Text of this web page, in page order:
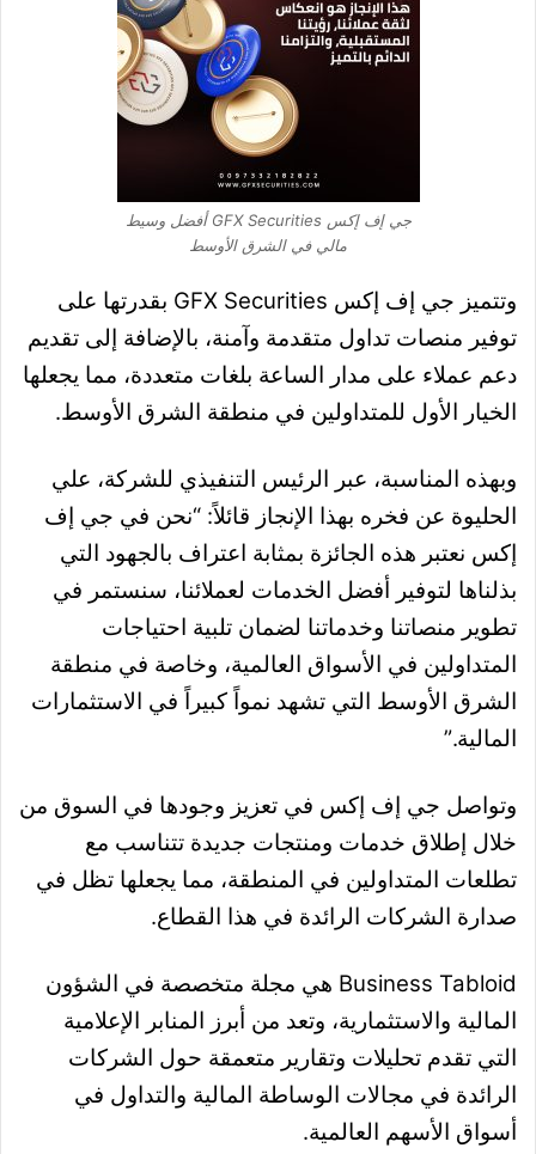
جي إف إكس GFX Securities أفضل وسيط
مالي في الشرق الأوسط
وتتميز جي إف إكس GFX Securities بقدرتها على
توفير منصات تداول متقدمة وآمنة، بالإضافة إلى تقديم
دعم عملاء على مدار الساعة بلغات متعددة، مما يجعلها
الخيار الأول للمتداولين في منطقة الشرق الأوسط.
وبهذه المناسبة، عبر الرئيس التنفيذي للشركة، علي
الحليوة عن فخره بهذا الإنجاز قائلاً: “نحن في جي إف
إكس نعتبر هذه الجائزة بمثابة اعتراف بالجهود التي
بذلناها لتوفير أفضل الخدمات لعملائنا، سنستمر في
تطوير منصاتنا وخدماتنا لضمان تلبية احتياجات
المتداولين في الأسواق العالمية، وخاصة في منطقة
الشرق الأوسط التي تشهد نمواً كبيراً في الاستثمارات
المالية.”
وتواصل جي إف إكس في تعزيز وجودها في السوق من
خلال إطلاق خدمات ومنتجات جديدة تتناسب مع
تطلعات المتداولين في المنطقة، مما يجعلها تظل في
صدارة الشركات الرائدة في هذا القطاع.
Business Tabloid هي مجلة متخصصة في الشؤون
المالية والاستثمارية، وتعد من أبرز المنابر الإعلامية
التي تقدم تحليلات وتقارير متعمقة حول الشركات
الرائدة في مجالات الوساطة المالية والتداول في
أسواق الأسهم العالمية.